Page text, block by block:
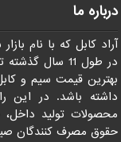
درباره ما
آراد کابل که با نام
در طول 11
بهترین قیمت سیم و
داشته باشد. در این
محصولات تولید
حقوق مصرف کنندگان